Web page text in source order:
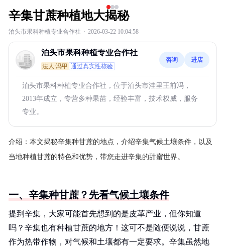
辛集甘蔗种植地大揭秘
泊头市果科种植专业合作社 · 2026-03-22 10:04:58
泊头市果科种植专业合作社
法人:冯甲 通过真实性核验
咨询 进店
泊头市果科种植专业合作社，位于泊头市洼里王前冯，
2013年成立，专营多种果苗，经验丰富，技术权威，服务
专业。
介绍： 本文揭秘辛集种甘蔗的地点，介绍辛集气候土壤条件，以及
当地种植甘蔗的特色和优势，带您走进辛集的甜蜜世界。
一、辛集种甘蔗？先看气候土壤条件
提到辛集，大家可能首先想到的是皮革产业，但你知道
吗？辛集也有种植甘蔗的地方！这可不是随便说说，甘蔗
作为热带作物，对气候和土壤都有一定要求。辛集虽然地